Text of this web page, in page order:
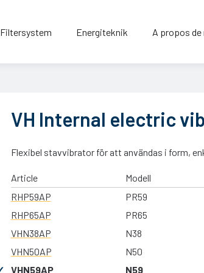
Filtersystem Energiteknik A propos de
VH Internal electric
Flexibel stavvibrator för att användas i form,
Article
Modell
RHP59AP
PR59
RHP65AP
PR65
VHN38AP
N38
VHN50AP
N50
VHN59AP
N59